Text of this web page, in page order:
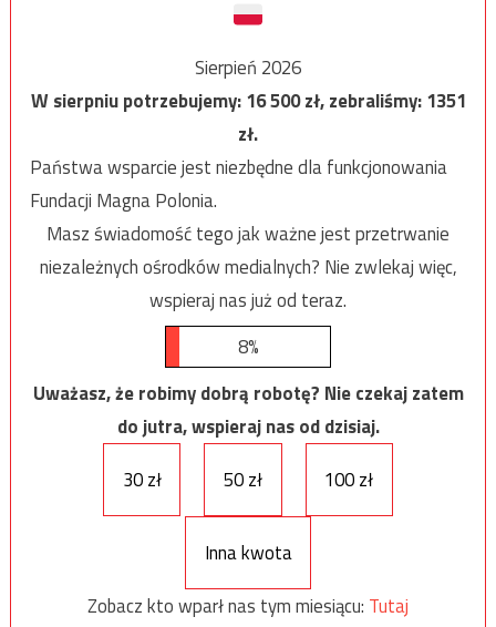
Sierpień 2026
W sierpniu potrzebujemy:16 500zł, zebraliśmy:1351
zł.
Państwa wsparcie jest niezbędne dla funkcjonowania
Fundacji Magna Polonia.
Masz świadomość tego jak ważne jest przetrwanie
niezależnych ośrodków medialnych? Nie zwlekaj więc,
wspieraj nas już od teraz.
8%
Uważasz, że robimy dobrą robotę? Nie czekaj zatem
do jutra, wspieraj nas od dzisiaj.
30 zł
50 zł 100 zł
Inna kwota
Zobacz kto wparł nas tym miesiącu: Tutaj